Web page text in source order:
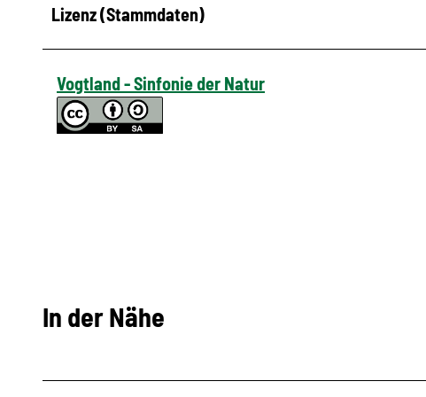
Lizenz (Stammdaten)
Vogtland - Sinfonie der Natur
In der Nähe